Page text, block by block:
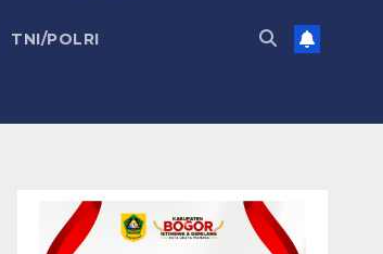
TNI/POLRI